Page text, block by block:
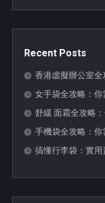
Recent Posts
香港虛擬辦公室
女手袋全攻略：
舒緩 面霜全攻略
手機袋全攻略：
搞懂行李袋：實